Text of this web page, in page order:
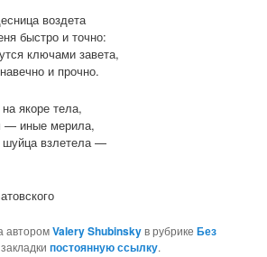
воздета
быстро и точно:
ключами завета,
и прочно.
якоре тела,
— иные мерила,
шуйца взлетела —
авторомValery Shubinskyв рубрикеБез
постоянную ссылку.